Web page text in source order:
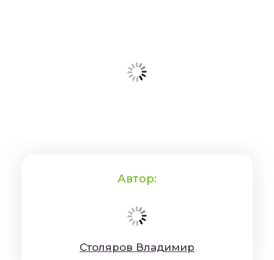
Автор:
Cтoляpoв Влaдимиp